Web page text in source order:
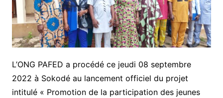
L’ONG PAFED a procédé ce jeudi 08 septembre
2022 à Sokodé au lancement officiel du projet
intitulé « Promotion de la participation des jeunes